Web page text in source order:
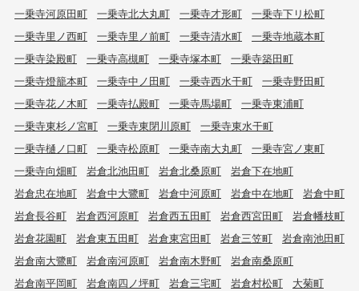
一乗寺河原田町
一乗寺北大丸町 一乗寺才形町
一乗寺下リ松町
一乗寺里ノ西町
一乗寺里ノ前町 一乗寺清水町
一乗寺地蔵本町
一乗寺染殿町
一乗寺高槻町 一乗寺塚本町
一乗寺築田町
一乗寺燈籠本町
一乗寺中ノ田町 一乗寺西水干町
一乗寺野田町
一乗寺花ノ木町
一乗寺払殿町 一乗寺馬場町
一乗寺東浦町
一乗寺東杉ノ宮町
一乗寺東閉川原町
一乗寺東水干町
一乗寺樋ノ口町
一乗寺松原町 一乗寺南大丸町
一乗寺宮ノ東町
一乗寺向畑町
岩倉北池田町 岩倉北桑原町
岩倉下在地町
岩倉忠在地町
岩倉中大鷺町 岩倉中河原町 岩倉中在地町
岩倉中町
岩倉長谷町
岩倉西河原町 岩倉西五田町 岩倉西宮田町
岩倉幡枝町
岩倉花園町
岩倉東五田町 岩倉東宮田町 岩倉三笠町
岩倉南池田町
岩倉南大鷺町
岩倉南河原町 岩倉南木野町
岩倉南桑原町
岩倉南平岡町
岩倉南四ノ坪町 岩倉三宅町 岩倉村松町
大菊町